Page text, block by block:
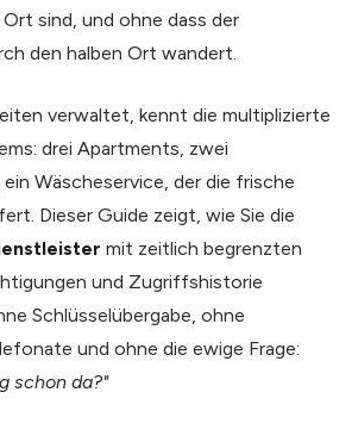
sind, und ohne dass der
den halben Ort wandert.
verwaltet, kennt die multiplizierte
drei Apartments, zwei
Wäscheservice, der die frische
Dieser Guide zeigt, wie Sie die
mit zeitlich begrenzten
und Zugriffshistorie
Schlüsselübergabe, ohne
und ohne die ewige Frage:
schon da?"